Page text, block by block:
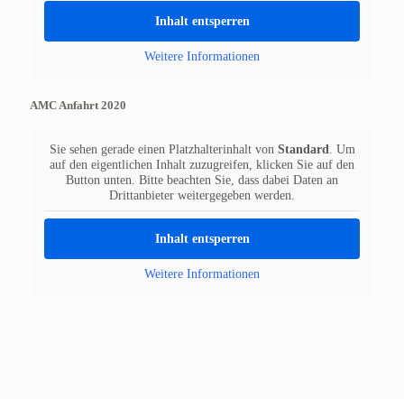
Inhalt entsperren
Weitere Informationen
AMC Anfahrt 2020
Sie sehen gerade einen Platzhalterinhalt von Standard. Um
auf den eigentlichen Inhalt zuzugreifen, klicken Sie auf den
Button unten. Bitte beachten Sie, dass dabei Daten an
Drittanbieter weitergegeben werden.
Inhalt entsperren
Weitere Informationen